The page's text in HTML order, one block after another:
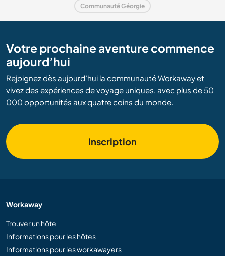
Communauté Géorgie
Votre prochaine aventure commence
aujourd’hui
Rejoignez dès aujourd’hui la communauté Workaway et
vivez des expériences de voyage uniques, avec plus de 50
000 opportunités aux quatre coins du monde.
Inscription
Workaway
Trouver un hôte
Informations pour les hôtes
Informations pour les workawayers